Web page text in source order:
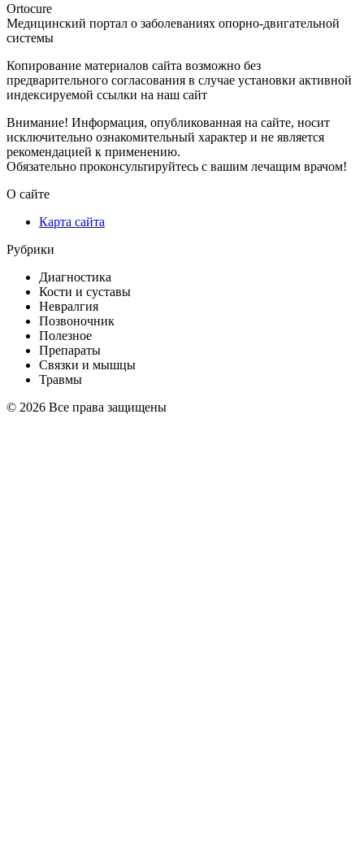
Ortocure
Медицинский портал о заболеваниях опорно-двигательной
системы
Копирование материалов сайта возможно без
предварительного согласования в случае установки активной
индексируемой ссылки на наш сайт
Внимание! Информация, опубликованная на сайте, носит
исключительно ознакомительный характер и не является
рекомендацией к применению.
Обязательно проконсультируйтесь с вашим лечащим врачом!
О сайте
Карта сайта
Рубрики
Диагностика
Кости и суставы
Невралгия
Позвоночник
Полезное
Препараты
Связки и мышцы
Травмы
© 2026 Все права защищены